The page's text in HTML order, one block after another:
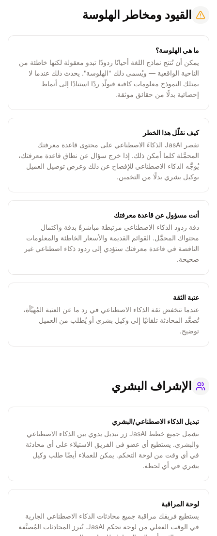
القيود ومخاطر الهلوسة
ما هي الهلوسة؟
يمكن أن تُنتج نماذج اللغة أحيانًا ردودًا تبدو معقولة لكنها خاطئة من
الناحية الواقعية — ويُسمى ذلك "الهلوسة". يحدث ذلك عندما لا
يمتلك النموذج معلومات كافية فيولّد ردًا استنادًا إلى أنماط
إحصائية بدلًا من حقائق موثقة.
كيف نقلّل هذا الخطر
تقصر JasAI الذكاءَ الاصطناعي على محتوى قاعدة معرفتك
المحمَّلة كلما أمكن ذلك. إذا خرج سؤال عن نطاق قاعدة معرفتك،
يُوجَّه الذكاء الاصطناعي للإفصاح عن ذلك وعرض توصيل العميل
بوكيل بشري بدلًا من التخمين.
أنت مسؤول عن قاعدة معرفتك
دقة ردود الذكاء الاصطناعي مرتبطة مباشرةً بدقة واكتمال
محتواك المحمَّل. القوائم القديمة والأسعار الخاطئة والمعلومات
الناقصة في قاعدة معرفتك ستؤدي إلى ردود ذكاء اصطناعي غير
صحيحة.
عتبة الثقة
عندما تنخفض ثقة الذكاء الاصطناعي في رد ما عن العتبة المُهيَّأة،
تُصعَّد المحادثة تلقائيًا إلى وكيل بشري أو يُطلب من العميل
توضيح.
الإشراف البشري
تبديل الذكاء الاصطناعي/البشري
تشمل جميع خطط JasAI زر تبديل يدوي بين الذكاء الاصطناعي
والبشري. يستطيع أي عضو في الفريق الاستيلاء على أي محادثة
في أي وقت من لوحة التحكم. يمكن للعملاء أيضًا طلب وكيل
بشري في أي لحظة.
لوحة المراقبة
يستطيع فريقك مراقبة جميع محادثات الذكاء الاصطناعي الجارية
في الوقت الفعلي من لوحة تحكم JasAI. تُبرز المحادثات المُصنَّفة